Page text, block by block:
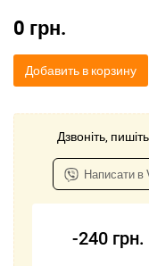
0 грн.
Добавить в корзину
Дзвоніть,
Написати в
-240 грн.